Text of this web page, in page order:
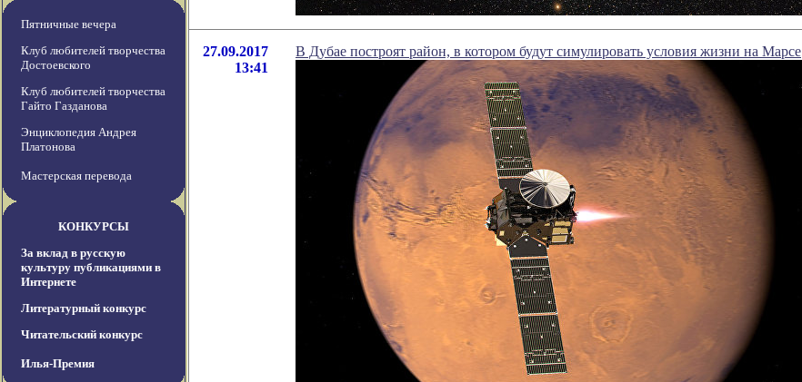
Пятничные вечера
Клуб любителей творчества
Достоевского
Клуб любителей творчества
Гайто Газданова
Энциклопедия Андрея
Платонова
Мастерская перевода
КОНКУРСЫ
За вклад в русскую
культуру публикациями в
Интернете
Литературный конкурс
Читательский конкурс
Илья-Премия
27.09.2017
13:41
В Дубае построят район, в котором будут симулировать условия жизни на Марсе